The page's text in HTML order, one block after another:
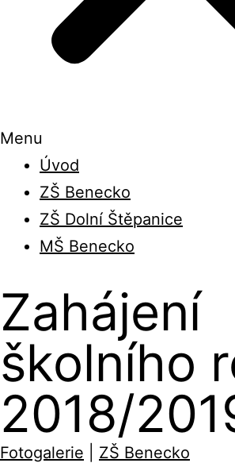
Menu
Úvod
ZŠ Benecko
ZŠ Dolní Štěpanice
MŠ Benecko
Zahájení
školního
2018/
Fotogalerie
ZŠ Benecko